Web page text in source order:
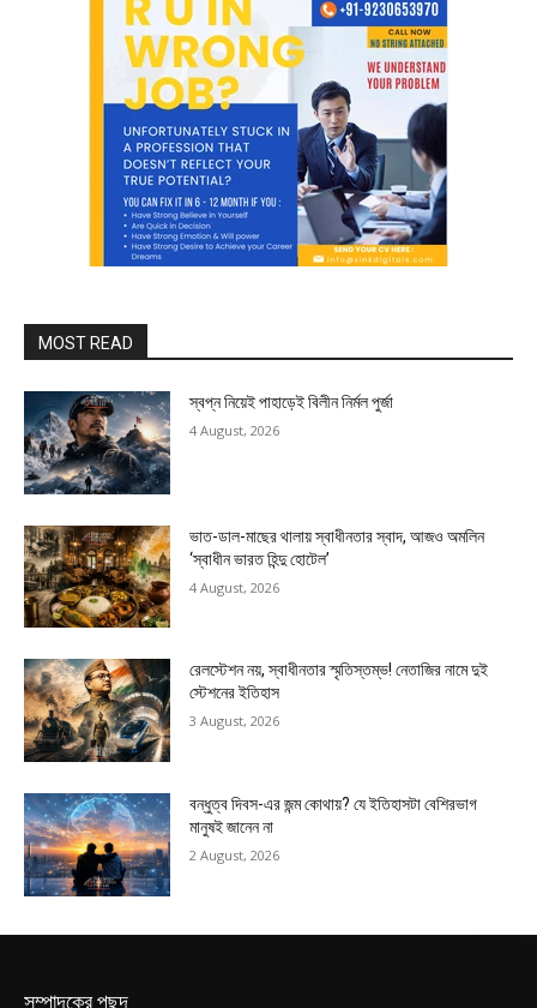
MOST READ
স্বপ্ন নিয়েই পাহাড়েই বিলীন নির্মল পুর্জা
4 August, 2026
ভাত-ডাল-মাছের থালায় স্বাধীনতার স্বাদ, আজও অমলিন
‘স্বাধীন ভারত হিন্দু হোটেল’
4 August, 2026
রেলস্টেশন নয়, স্বাধীনতার স্মৃতিস্তম্ভ! নেতাজির নামে দুই
স্টেশনের ইতিহাস
3 August, 2026
বন্ধুত্ব দিবস-এর জন্ম কোথায়? যে ইতিহাসটা বেশিরভাগ
মানুষই জানেন না
2 August, 2026
সম্পাদকের পছন্দ